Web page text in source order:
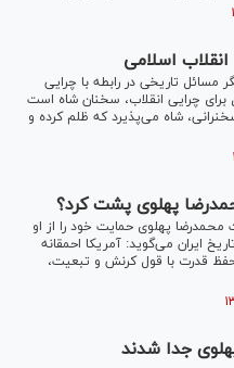
اسلامی
مسائل تاریخی در رابطه با چرایی
چرایی انقلاب، سخنان شاه است
شد. در این سخنرانی، شاه می‌پذیرد که ظلم کرده و
پهلوی پشت کرد؟
محمدرضا پهلوی حمایت خود را از او
ایران می‌گوید: آمریکا احمقانه
حفظ قدرت با قول کرنش و تبعیت،
جدا شدند